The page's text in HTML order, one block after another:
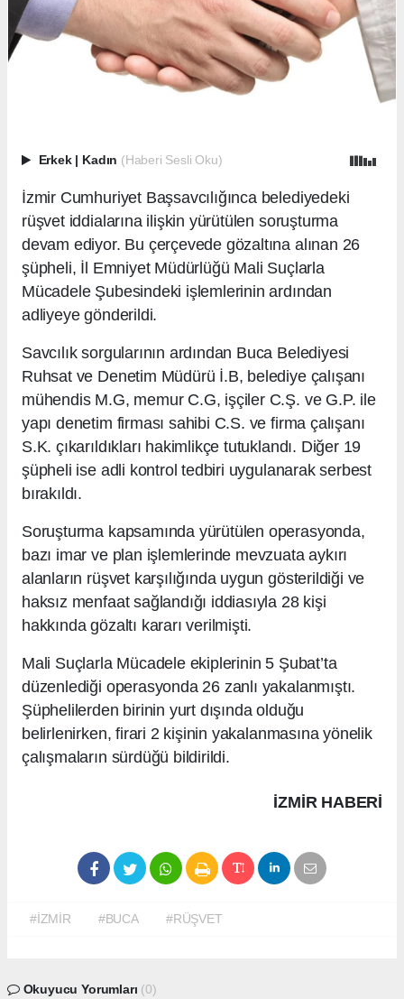
Erkek Kadın (Haberi Sesli Oku)
İzmir Cumhuriyet Başsavcılığınca belediyedeki
rüşvet iddialarına ilişkin yürütülen soruşturma
devam ediyor. Bu çerçevede gözaltına alınan 26
şüpheli, İl Emniyet Müdürlüğü Mali Suçlarla
Mücadele Şubesindeki işlemlerinin ardından
adliyeye gönderildi.
Savcılık sorgularının ardından Buca Belediyesi
Ruhsat ve Denetim Müdürü İ.B, belediye çalışanı
mühendis M.G, memur C.G, işçiler C.Ş. ve G.P. ile
yapı denetim firması sahibi C.S. ve firma çalışanı
S.K. çıkarıldıkları hakimlikçe tutuklandı. Diğer 19
şüpheli ise adli kontrol tedbiri uygulanarak serbest
bırakıldı.
Soruşturma kapsamında yürütülen operasyonda,
bazı imar ve plan işlemlerinde mevzuata aykırı
alanların rüşvet karşılığında uygun gösterildiği ve
haksız menfaat sağlandığı iddiasıyla 28 kişi
hakkında gözaltı kararı verilmişti.
Mali Suçlarla Mücadele ekiplerinin 5 Şubat’ta
düzenlediği operasyonda 26 zanlı yakalanmıştı.
Şüphelilerden birinin yurt dışında olduğu
belirlenirken, firari 2 kişinin yakalanmasına yönelik
çalışmaların sürdüğü bildirildi.
İZMIR HABERİ
#İZMİR #BUCA #RÜŞVET
Okuyucu Yorumları (0)